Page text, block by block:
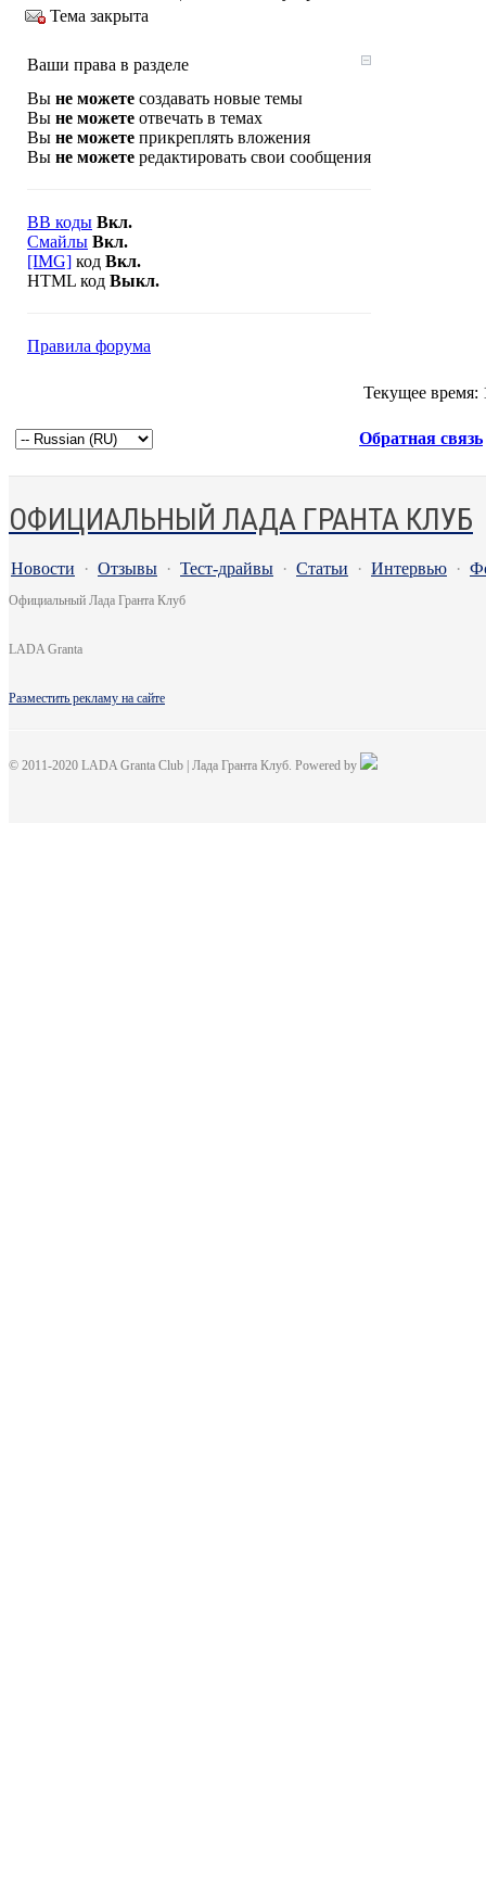
Тема закрыта
Ваши права в разделе
Вы не можете создавать новые темы
Вы не можете отвечать в темах
Вы не можете прикреплять вложения
Вы не можете редактировать свои сообщения
BB коды Вкл.
Смайлы Вкл.
[IMG] код Вкл.
HTML код Выкл.
Правила форума
Текущее время:
Обратная связь
ОФИЦИАЛЬНЫЙ ЛАДА ГРАНТА КЛУБ
Новости · Отзывы · Тест-драйвы · Статьи · Интервью ·
Официальный Лада Гранта Клуб
LADA Granta
Разместить рекламу на сайте
© 2011-2020 LADA Granta Club | Лада Гранта Клуб. Powered by